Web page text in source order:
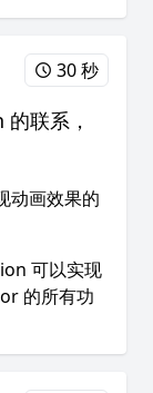
30 秒
联系，
动画效果的
可以实现
的所有功